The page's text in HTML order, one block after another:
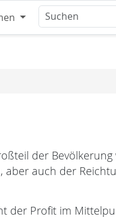
der Bevölkerung
aber auch der
der Profit im